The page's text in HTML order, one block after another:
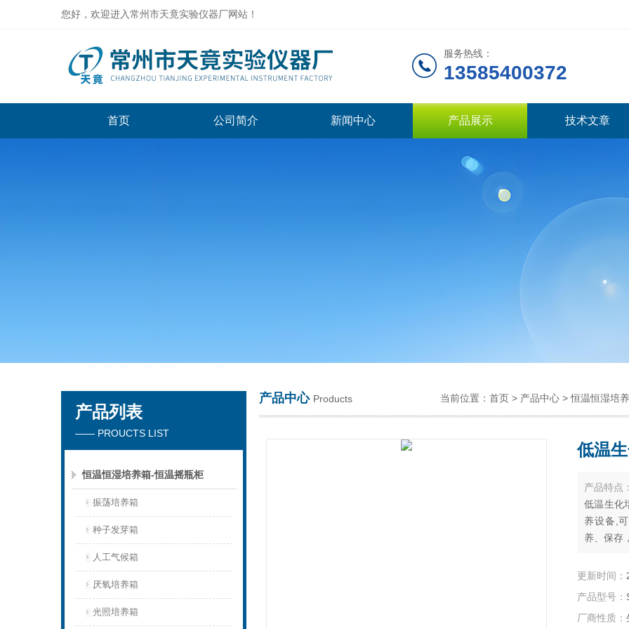
您好，欢迎进入常州市天竟实验仪器厂网站！
服务热线：
13585400372
首页 公司简介 新闻中心 产品展示 技术文章
产品列表
—— PROUCTS LIST
恒温恒湿培养箱-恒温摇瓶柜
振荡培养箱
种子发芽箱
人工气候箱
厌氧培养箱
光照培养箱
产品中心 Products 当前位置： 首页 > 产品中心 >恒温恒湿培
低温
产品特点：
低温生化
养设备,
养、保存
更新时间：
产品型号：
厂商性质：